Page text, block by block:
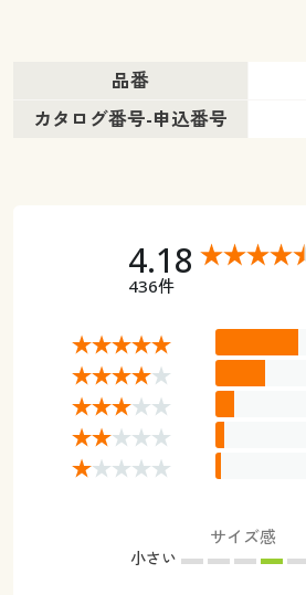
品番
カタログ番号-申込番号
4.18
436件
サイズ感
小さい